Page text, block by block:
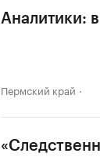
Аналитики:
Пермский край